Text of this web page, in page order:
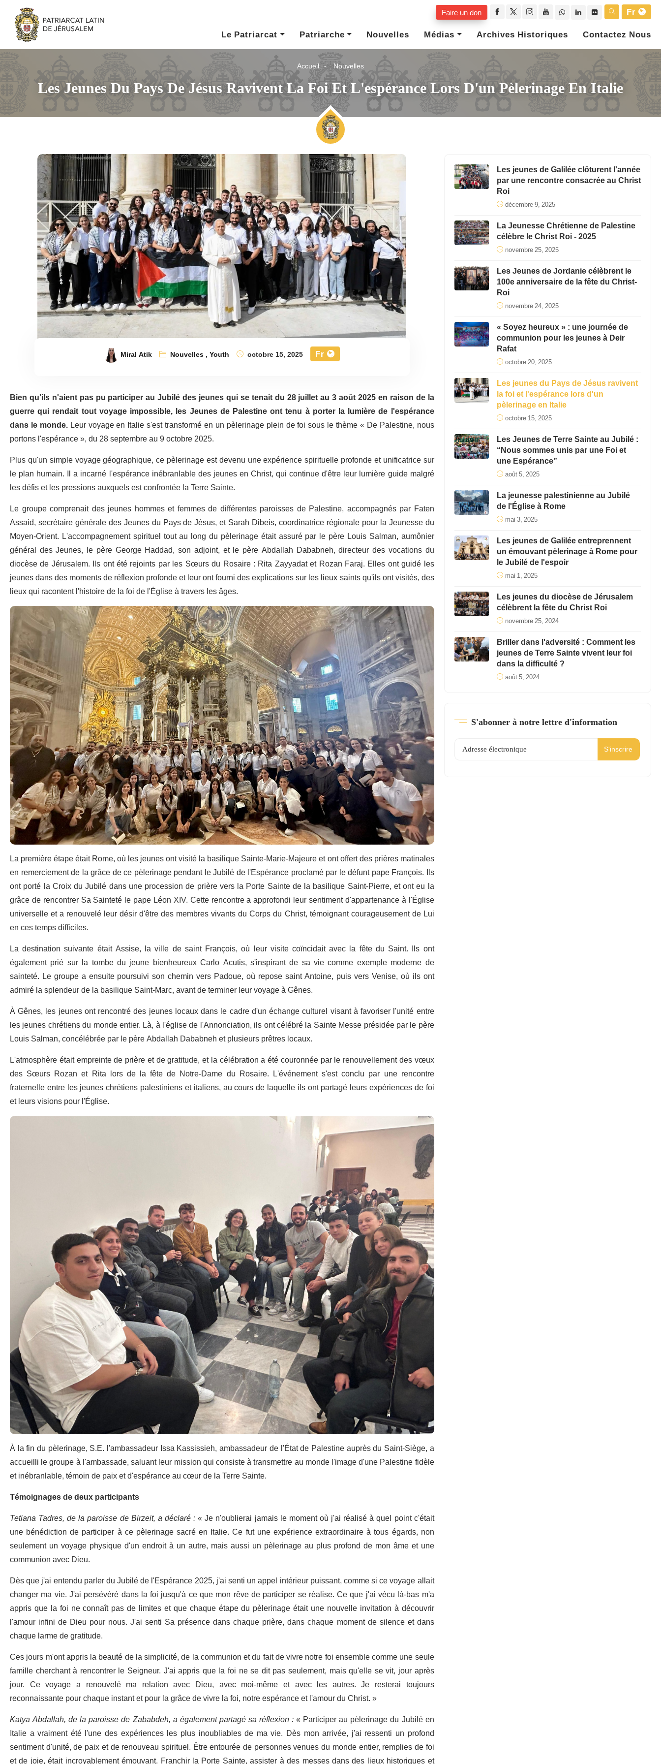
Faire un don
Fr
Le Patriarcat
Patriarche Nouvelles Médias Archives Historiques Contactez Nous
Accueil Nouvelles
Les Jeunes Du Pays De Jésus Ravivent La Foi Et L'espérance Lors D'un Pèlerinage En Italie
Miral Atik Nouvelles,Youth octobre 15, 2025 Fr
Bien qu'ils n'aient pas pu participer au Jubilé des jeunes qui se tenait du 28 juillet au 3 août 2025 en raison de la
guerre qui rendait tout voyage impossible, les Jeunes de Palestine ont tenu à porter la lumière de l'espérance
dans le monde.Leur voyage en Italie s'est transformé en un pèlerinage plein de foi sous le thème « De Palestine, nous
portons l'espérance », du 28 septembre au 9 octobre 2025.
Plus qu'un simple voyage géographique, ce pèlerinage est devenu une expérience spirituelle profonde et unificatrice sur
le plan humain. Il a incarné l'espérance inébranlable des jeunes en Christ, qui continue d'être leur lumière guide malgré
les défis et les pressions auxquels est confrontée la Terre Sainte.
Le groupe comprenait des jeunes hommes et femmes de différentes paroisses de Palestine, accompagnés par Faten
Assaid, secrétaire générale des Jeunes du Pays de Jésus, et Sarah Dibeis, coordinatrice régionale pour la Jeunesse du
Moyen-Orient. L'accompagnement spirituel tout au long du pèlerinage était assuré par le père Louis Salman, aumônier
général des Jeunes, le père George Haddad, son adjoint, et le père Abdallah Dababneh, directeur des vocations du
diocèse de Jérusalem. Ils ont été rejoints par les Sœurs du Rosaire : Rita Zayyadat et Rozan Faraj. Elles ont guidé les
jeunes dans des moments de réflexion profonde et leur ont fourni des explications sur les lieux saints qu'ils ont visités, des
lieux qui racontent l'histoire de la foi de l'Église à travers les âges.
La première étape était Rome, où les jeunes ont visité la basilique Sainte-Marie-Majeure et ont offert des prières matinales
en remerciement de la grâce de ce pèlerinage pendant le Jubilé de l'Espérance proclamé par le défunt pape François. Ils
ont porté la Croix du Jubilé dans une procession de prière vers la Porte Sainte de la basilique Saint-Pierre, et ont eu la
grâce de rencontrer Sa Sainteté le pape Léon XIV. Cette rencontre a approfondi leur sentiment d'appartenance à l'Église
universelle et a renouvelé leur désir d'être des membres vivants du Corps du Christ, témoignant courageusement de Lui
en ces temps difficiles.
La destination suivante était Assise, la ville de saint François, où leur visite coïncidait avec la fête du Saint. Ils ont
également prié sur la tombe du jeune bienheureux Carlo Acutis, s'inspirant de sa vie comme exemple moderne de
sainteté. Le groupe a ensuite poursuivi son chemin vers Padoue, où repose saint Antoine, puis vers Venise, où ils ont
admiré la splendeur de la basilique Saint-Marc, avant de terminer leur voyage à Gênes.
À Gênes, les jeunes ont rencontré des jeunes locaux dans le cadre d'un échange culturel visant à favoriser l'unité entre
les jeunes chrétiens du monde entier. Là, à l'église de l'Annonciation, ils ont célébré la Sainte Messe présidée par le père
Louis Salman, concélébrée par le père Abdallah Dababneh et plusieurs prêtres locaux.
L'atmosphère était empreinte de prière et de gratitude, et la célébration a été couronnée par le renouvellement des vœux
des Sœurs Rozan et Rita lors de la fête de Notre-Dame du Rosaire. L'événement s'est conclu par une rencontre
fraternelle entre les jeunes chrétiens palestiniens et italiens, au cours de laquelle ils ont partagé leurs expériences de foi
et leurs visions pour l'Église.
À la fin du pèlerinage, S.E. l'ambassadeur Issa Kassissieh, ambassadeur de l'État de Palestine auprès du Saint-Siège, a
accueilli le groupe à l'ambassade, saluant leur mission qui consiste à transmettre au monde l'image d'une Palestine fidèle
et inébranlable, témoin de paix et d'espérance au cœur de la Terre Sainte.
Témoignages de deux participants
Tetiana Tadres, de la paroisse de Birzeit, a déclaré :« Je n'oublierai jamais le moment où j'ai réalisé à quel point c'était
une bénédiction de participer à ce pèlerinage sacré en Italie. Ce fut une expérience extraordinaire à tous égards, non
seulement un voyage physique d'un endroit à un autre, mais aussi un pèlerinage au plus profond de mon âme et une
communion avec Dieu.
Dès que j'ai entendu parler du Jubilé de l'Espérance 2025, j'ai senti un appel intérieur puissant, comme si ce voyage allait
changer ma vie. J'ai persévéré dans la foi jusqu'à ce que mon rêve de participer se réalise. Ce que j'ai vécu là-bas m'a
appris que la foi ne connaît pas de limites et que chaque étape du pèlerinage était une nouvelle invitation à découvrir
l'amour infini de Dieu pour nous. J'ai senti Sa présence dans chaque prière, dans chaque moment de silence et dans
chaque larme de gratitude.
Ces jours m'ont appris la beauté de la simplicité, de la communion et du fait de vivre notre foi ensemble comme une seule
famille cherchant à rencontrer le Seigneur. J'ai appris que la foi ne se dit pas seulement, mais qu'elle se vit, jour après
jour. Ce voyage a renouvelé ma relation avec Dieu, avec moi-même et avec les autres. Je resterai toujours
reconnaissante pour chaque instant et pour la grâce de vivre la foi, notre espérance et l'amour du Christ. »
Katya Abdallah, de la paroisse de Zababdeh, a également partagé sa réflexion :« Participer au pèlerinage du Jubilé en
Italie a vraiment été l'une des expériences les plus inoubliables de ma vie. Dès mon arrivée, j'ai ressenti un profond
sentiment d'unité, de paix et de renouveau spirituel. Être entourée de personnes venues du monde entier, remplies de foi
Les jeunes de Galilée clôturent l'année
par une rencontre consacrée au Christ
Roi
décembre 9, 2025
La Jeunesse Chrétienne de Palestine
célèbre le Christ Roi - 2025
novembre 25, 2025
Les Jeunes de Jordanie célèbrent le
100e anniversaire de la fête du Christ-
Roi
novembre 24, 2025
« Soyez heureux » : une journée de
communion pour les jeunes à Deir
Rafat
octobre 20, 2025
Les jeunes du Pays de Jésus ravivent
la foi et l'espérance lors d'un
pèlerinage en Italie
octobre 15, 2025
Les Jeunes de Terre Sainte au Jubilé :
“Nous sommes unis par une Foi et
une Espérance”
août 5, 2025
La jeunesse palestinienne au Jubilé
de l'Église à Rome
mai 3, 2025
Les jeunes de Galilée entreprennent
un émouvant pèlerinage à Rome pour
le Jubilé de l'espoir
mai 1, 2025
Les jeunes du diocèse de Jérusalem
célèbrent la fête du Christ Roi
novembre 25, 2024
Briller dans l'adversité : Comment les
jeunes de Terre Sainte vivent leur foi
dans la difficulté ?
août 5, 2024
S'abonner à notre lettre d'information
S'inscrire